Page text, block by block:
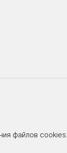
файлов cookies.